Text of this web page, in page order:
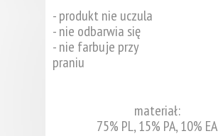
- produkt nie uczula
- nie odbarwia się
- nie farbuje przy
praniu
materiał:
75% PL, 15% PA, 10% EA